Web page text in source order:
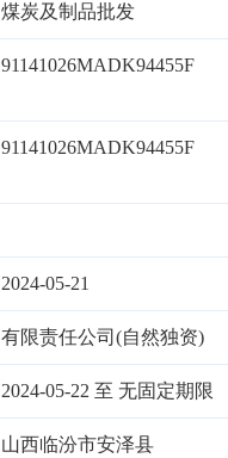
煤炭及制品批发
91141026MADK94455F
91141026MADK94455F
2024-05-21
有限责任公司(自然独资)
2024-05-22 至 无固定期限
山西临汾市安泽县